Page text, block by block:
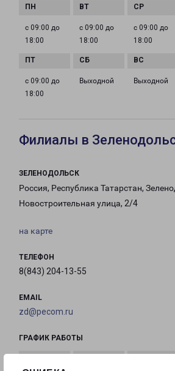
с 09:00 до
18:00
с 09:00 до
18:00
с 09:00 до
18:00
с 09:00 до
18:00
Выходной Выходной
Филиалы в
ЗЕЛЕНОДОЛЬСК
Россия, Республика Татарстан,
Новостроительная улица, 2/4
на карте
ТЕЛЕФОН
8(843) 204-13-55
EMAIL
zd@pecom.ru
ГРАФИК РАБОТЫ